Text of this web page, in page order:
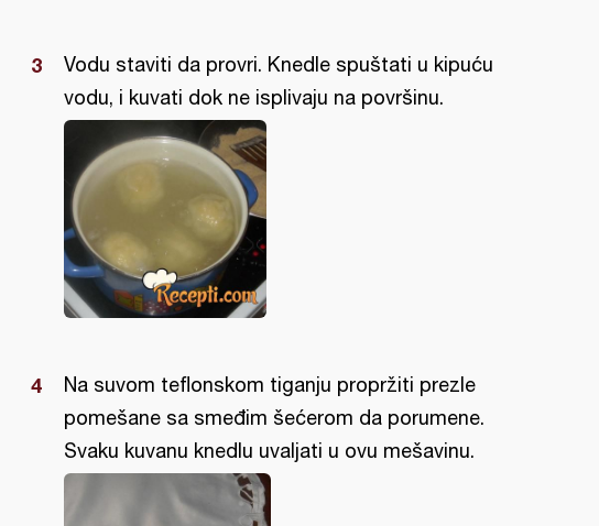
Vodu staviti da provri. Knedle spuštati u kipuću
vodu, i kuvati dok ne isplivaju na površinu.
Na suvom teflonskom tiganju propržiti prezle
pomešane sa smeđim šećerom da porumene.
Svaku kuvanu knedlu uvaljati u ovu mešavinu.